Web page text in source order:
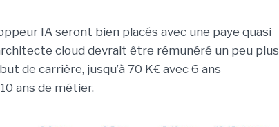
IA seront bien placés avec une paye quasi
cloud devrait être rémunéré un peu plus
de carrière, jusqu’à 70 K€ avec 6 ans
ans de métier.